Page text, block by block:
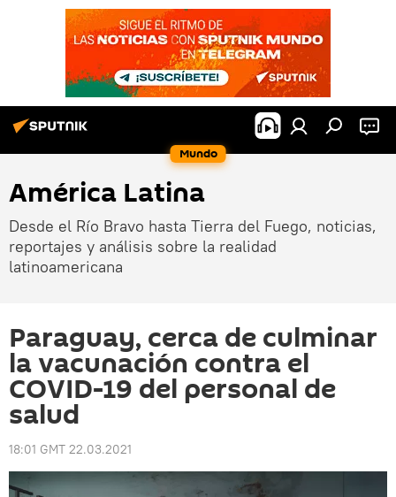
Mundo
América Latina
Desde el Río Bravo hasta Tierra del Fuego, noticias,
reportajes y análisis sobre la realidad
latinoamericana
Paraguay, cerca de culminar
la vacunación contra el
COVID-19 del personal de
salud
18:01 GMT 22.03.2021